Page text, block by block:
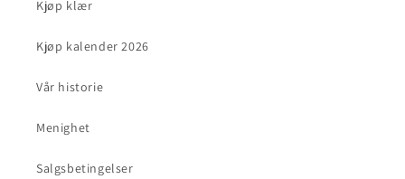
Kjøp klær
Kjøp kalender 2026
Vår historie
Menighet
Salgsbetingelser